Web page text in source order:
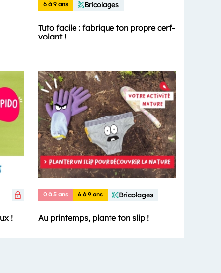
6 à 9 ans Bricolages
Tuto facile : fabrique ton propre cerf-
volant !
!
0 à 5 ans 6 à 9 ans Bricolages
Au printemps, plante ton slip !